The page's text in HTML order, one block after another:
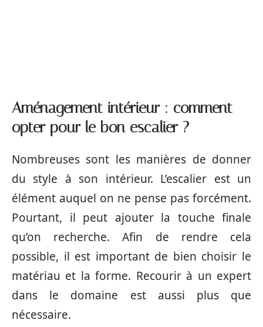
Aménagement intérieur: comment
opter pour le bon escalier ?
Nombreuses sont les manières de donner
du style à son intérieur. L’escalier est un
élément auquel on ne pense pas forcément.
Pourtant, il peut ajouter la touche finale
qu’on recherche. Afin de rendre cela
possible, il est important de bien choisir le
matériau et la forme. Recourir à un expert
dans le domaine est aussi plus que
nécessaire.